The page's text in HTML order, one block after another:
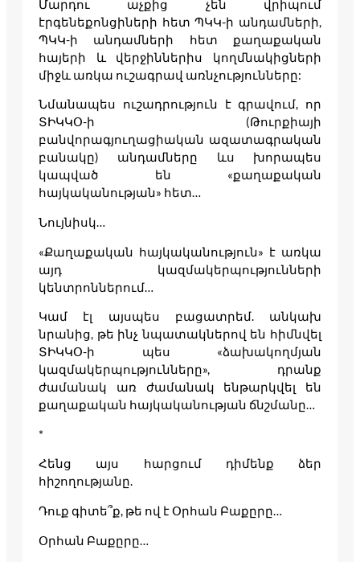
Մարդու աչքից չեն վրիպում
էրգենեքոնցիների հետ ՊԿԿ-ի անդամների,
ՊԿԿ-ի անդամների հետ քաղաքական
հայերի և վերջիններիս կողմնակիցների
միջև առկա ուշագրավ առնչությունները:
Նմանապես ուշադրություն է գրավում, որ
ՏԻԿԿՕ-ի (Թուրքիայի
բանվորագյուղացիական ազատագրական
բանակը) անդամները ևս խորապես
կապված են «քաղաքական
հայկականության» հետ…
Նույնիսկ…
«Քաղաքական հայկականություն» է առկա
այդ կազմակերպությունների
կենտրոններում…
Կամ էլ այսպես բացատրեմ. անկախ
նրանից, թե ինչ նպատակներով են հիմնվել
ՏԻԿԿՕ-ի պես «ձախակողմյան
կազմակերպությունները», դրանք
ժամանակ առ ժամանակ ենթարկվել են
քաղաքական հայկականության ճնշմանը…
*
Հենց այս հարցում դիմենք ձեր
հիշողությանը.
Դուք գիտե՞ք, թե ով է Օրհան Բաքըրը…
Օրհան Բաքըրը…